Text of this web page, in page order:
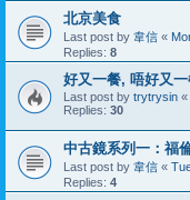
北京美食
Last post by 韋信 «
Replies: 8
好又一餐, 唔好又
Last post by trytrysin «
Replies: 30
中古鏡系列一：福
Last post by 韋信 «
Replies: 4